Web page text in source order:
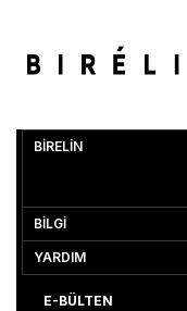
BİRELİN
BİLGİ
YARDIM
E-BÜLTEN